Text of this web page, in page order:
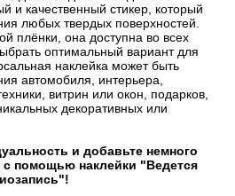
и качественный стикер, который
любых твердых поверхностей.
плёнки, она доступна во всех
оптимальный вариант для
наклейка может быть
автомобиля, интерьера,
витрин или окон, подарков,
декоративных или
и добавьте немного
с помощью наклейки "Ведется